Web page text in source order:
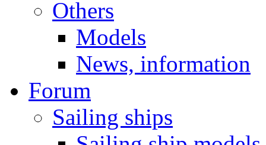
Others
Models
News, information
Forum
Sailing ships